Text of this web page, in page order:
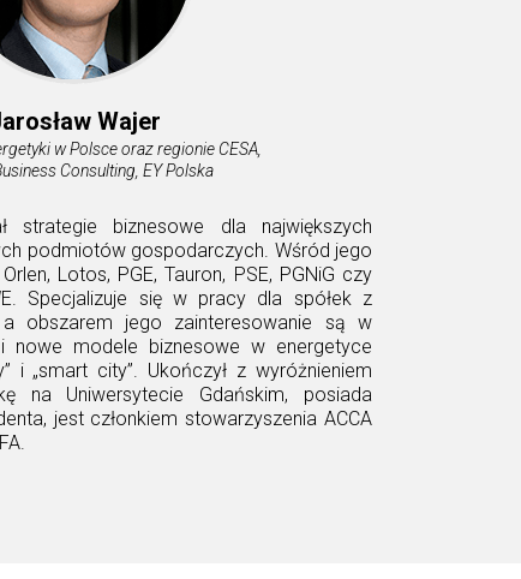
Wajer
w Polsce oraz regionie CESA,
Consulting, EY Polska
strategie biznesowe dla największych
podmiotów gospodarczych. Wśród jego
Lotos, PGE, Tauron, PSE, PGNiG czy
Specjalizuje się w pracy dla spółek z
obszarem jego zainteresowanie są w
nowe modele biznesowe w energetyce
i „smart city”. Ukończył z wyróżnieniem
na Uniwersytecie Gdańskim, posiada
jest członkiem stowarzyszenia ACCA